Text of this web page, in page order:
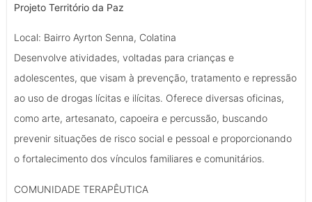
Projeto Território da Paz
Local: Bairro Ayrton Senna, Colatina
Desenvolve atividades, voltadas para crianças e
adolescentes, que visam à prevenção, tratamento e repressão
ao uso de drogas lícitas e ilícitas. Oferece diversas oficinas,
como arte, artesanato, capoeira e percussão, buscando
prevenir situações de risco social e pessoal e proporcionando
o fortalecimento dos vínculos familiares e comunitários.
COMUNIDADE TERAPÊUTICA